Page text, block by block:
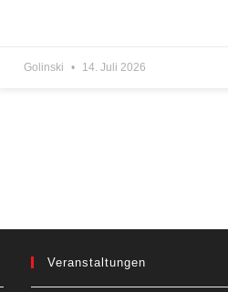
Golinski 14. Juli 2026
Veranstaltungen